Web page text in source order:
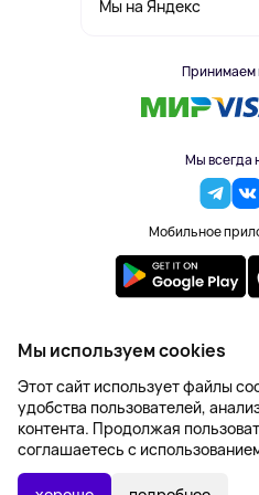
В КОРЗИНУ
Мы на Яндекс
Принимаем
Мы всегда
Мобильное
2023-2026 © DoBuy.
Правила обработки
Создание
Мы используем cookies
Этот сайт использует файлы
удобства пользователей,
контента. Продолжая
соглашаетесь с